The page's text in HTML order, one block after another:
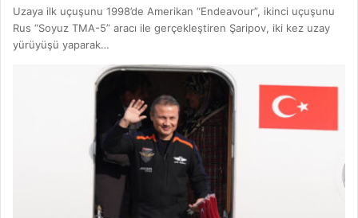
Uzaya ilk uçuşunu 1998’de Amerikan “Endeavour”, ikinci uçuşunu
Rus “Soyuz TMA-5” aracı ile gerçekleştiren Şaripov, iki kez uzay
yürüyüşü yaparak…